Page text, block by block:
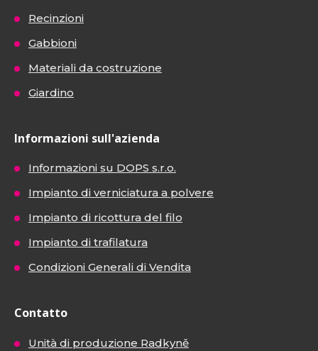
Recinzioni
Gabbioni
Materiali da costruzione
Giardino
Informazioni sull'azienda
Informazioni su DOPS s.r.o.
Impianto di verniciatura a polvere
Impianto di ricottura del filo
Impianto di trafilatura
Condizioni Generali di Vendita
Contatto
Unità di produzione Radkyně